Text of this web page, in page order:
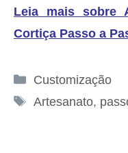
Leia mais sobre
Cortiça Passo a
Categorias
Customização
Tags
Artesanato,